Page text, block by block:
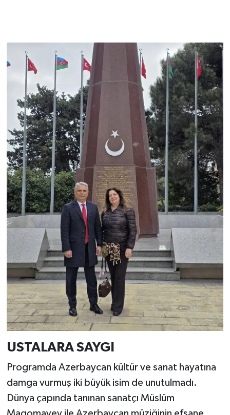
USTALARA SAYGI
Programda Azerbaycan kültür ve sanat hayatına
damga vurmuş iki büyük isim de unutulmadı.
Dünya çapında tanınan sanatçı Müslüm